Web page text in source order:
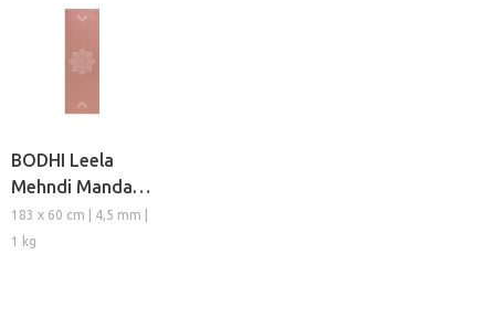
BODHI Leela
Mehndi Mandala
mintás
jógaszõnyeg
183 x 60 cm | 4,5 mm |
1 kg